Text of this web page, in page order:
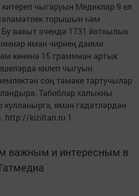
чыгаруын Медиклар 9 ел
торышын һәм
Бу вакыт эчендә 1731 йоткылык
яман чирнең даими
көненә 15 граммнан артык
килеп чыгуын
соң тәмәке тартучылар
Табиблар халыкны
яман гадәтләрдән
http://kiziltan.ru 1
важным и интересным в